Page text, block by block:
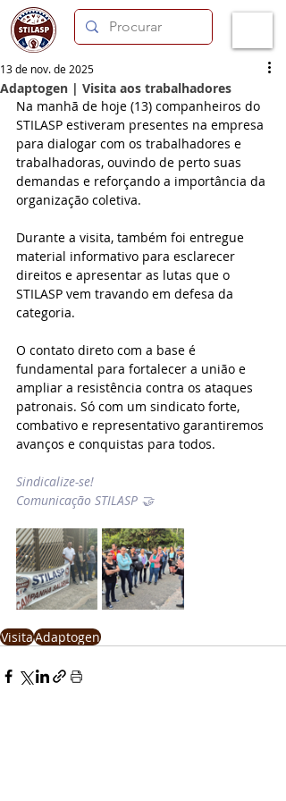
Adaptogen | Visita aos trabalhadores
13 de nov. de 2025
Na manhã de hoje (13) companheiros do
STILASP estiveram presentes na empresa
para dialogar com os trabalhadores e
trabalhadoras, ouvindo de perto suas
demandas e reforçando a importância da
organização coletiva.
Durante a visita, também foi entregue
material informativo para esclarecer
direitos e apresentar as lutas que o
STILASP vem travando em defesa da
categoria.
O contato direto com a base é
fundamental para fortalecer a união e
ampliar a resistência contra os ataques
patronais. Só com um sindicato forte,
combativo e representativo garantiremos
avanços e conquistas para todos.
Sindicalize-se!
Comunicação STILASP 🤝
VisitaAdaptogen